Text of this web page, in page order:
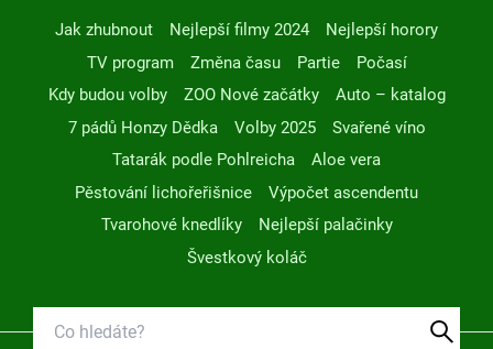
Jak zhubnout Nejlepší filmy 2024
Nejlepší horory
TV program
Změna času Partie
Počasí
Kdy budou volby
ZOO Nové začátky
Auto – katalog
7 pádů Honzy Dědka
Volby 2025
Svařené víno
Tatarák podle Pohlreicha
Aloe vera
Pěstování lichořeřišnice
Výpočet ascendentu
Tvarohové knedlíky
Nejlepší palačinky
Švestkový koláč